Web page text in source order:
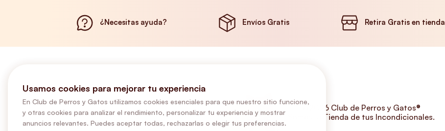
¿Necesitas ayuda? Envíos Gratis Retira Gratis en tienda
©2026 Club de Perros y Gatos®
Somos la Tienda de tus Incondicionales.
Usamos cookies para mejorar tu experiencia
En Club de Perros y Gatos utilizamos cookies esenciales para que nuestro sitio funcione,
y otras cookies para analizar el rendimiento, personalizar tu experiencia y mostrar
anuncios relevantes. Puedes aceptar todas, rechazarlas o elegir tus preferencias.